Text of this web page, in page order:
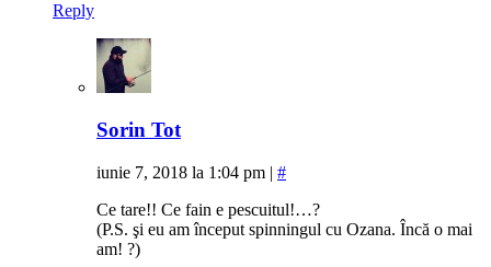
Reply
Sorin Tot
iunie 7, 2018 la 1:04 pm | #
Ce tare!! Ce fain e pescuitul!…?
(P.S. şi eu am început spinningul cu Ozana. Încă o mai
am! ?)